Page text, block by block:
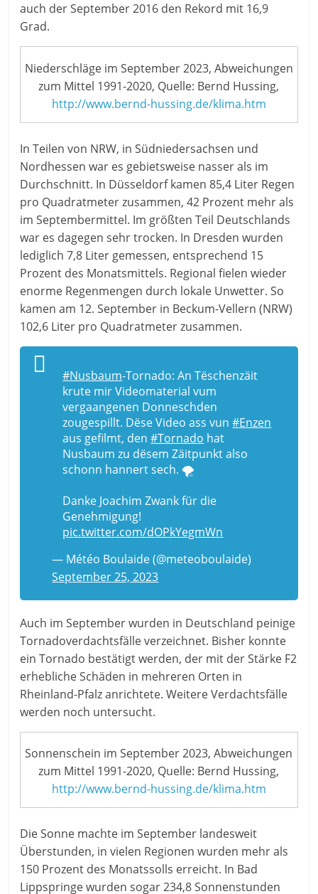
auch der September 2016 den Rekord mit 16,9
Grad.
Niederschläge im September 2023, Abweichungen
zum Mittel 1991-2020, Quelle: Bernd Hussing,
http://www.bernd-hussing.de/klima.htm
In Teilen von NRW, in Südniedersachsen und
Nordhessen war es gebietsweise nasser als im
Durchschnitt. In Düsseldorf kamen 85,4 Liter Regen
pro Quadratmeter zusammen, 42 Prozent mehr als
im Septembermittel. Im größten Teil Deutschlands
war es dagegen sehr trocken. In Dresden wurden
lediglich 7,8 Liter gemessen, entsprechend 15
Prozent des Monatsmittels. Regional fielen wieder
enorme Regenmengen durch lokale Unwetter. So
kamen am 12. September in Beckum-Vellern (NRW)
102,6 Liter pro Quadratmeter zusammen.
#Nusbaum-Tornado: An Tëschenzäit
krute mir Videomaterial vum
vergaangenen Donneschden
zougespillt. Dëse Video ass vun#Enzen
aus gefilmt, den#Tornado hat
Nusbaum zu dësem Zäitpunkt also
schonn hannert sech. 🌪️
Danke Joachim Zwank für die
Genehmigung!
pic.twitter.com/dOPkYegmWn
— Météo Boulaide (@meteoboulaide)
September 25, 2023
Auch im September wurden in Deutschland peinige
Tornadoverdachtsfälle verzeichnet. Bisher konnte
ein Tornado bestätigt werden, der mit der Stärke F2
erhebliche Schäden in mehreren Orten in
Rheinland-Pfalz anrichtete. Weitere Verdachtsfälle
werden noch untersucht.
Sonnenschein im September 2023, Abweichungen
zum Mittel 1991-2020, Quelle: Bernd Hussing,
http://www.bernd-hussing.de/klima.htm
Die Sonne machte im September landesweit
Überstunden, in vielen Regionen wurden mehr als
150 Prozent des Monatssolls erreicht. In Bad
Lippspringe wurden sogar 234,8 Sonnenstunden